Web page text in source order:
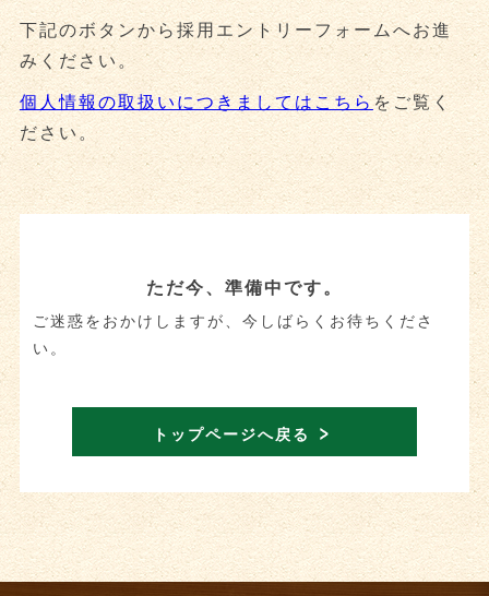
下記のボタンから採用エントリーフォームへお進
みください。
個人情報の取扱いにつきましてはこちらをご覧く
ださい。
ただ今、準備中です。
ご迷惑をおかけしますが、今しばらくお待ちくださ
い。
トップページへ戻る